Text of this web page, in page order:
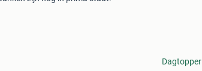
Dagtopper